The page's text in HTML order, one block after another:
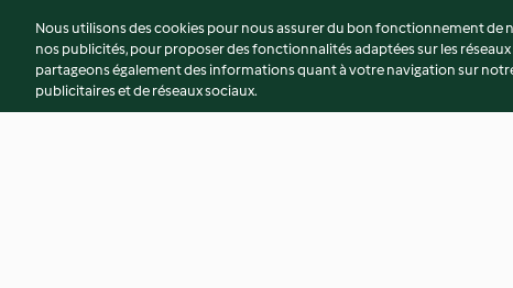
Nous utilisons des cookies pour nous assurer du bon fonctionnement
nos publicités, pour proposer des fonctionnalités adaptées sur les
partageons également des informations quant à votre navigation sur
publicitaires et de réseaux sociaux.